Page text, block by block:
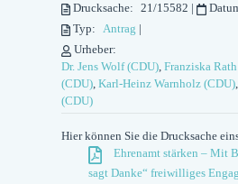
Drucksache: 21/15582 |
Typ: Antrag |
Urheber:
Dr. Jens Wolf (CDU), Franziska
(CDU), Karl-Heinz Warnholz (CDU),
(CDU)
Hier können Sie die Drucksache
Ehrenamt stärken – Mit
sagt Danke“ freiwilliges